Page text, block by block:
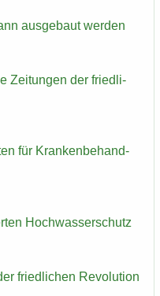
aus­ge­baut wer­den
Zei­tun­gen der fried­li­
für Kran­ken­be­hand­
Hoch­was­ser­schutz
fried­li­chen Re­vo­lu­ti­on